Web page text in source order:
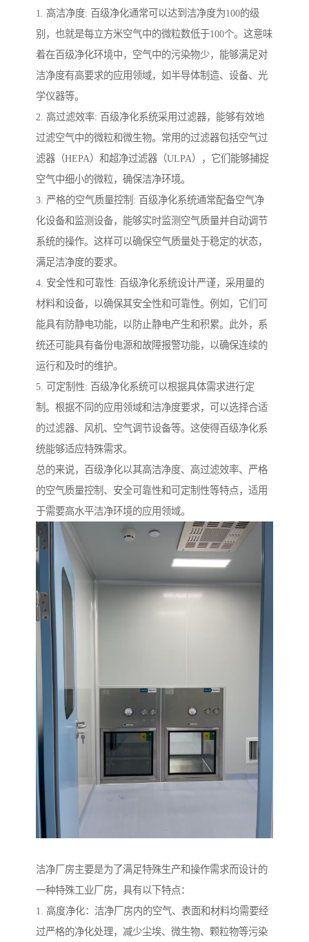
1. 高洁净度: 百级净化通常可以达到洁净度为100的级
别，也就是每立方米空气中的微粒数低于100个。这意味
着在百级净化环境中，空气中的污染物少，能够满足对
洁净度有高要求的应用领域，如半导体制造、设备、光
学仪器等。
2. 高过滤效率: 百级净化系统采用过滤器，能够有效地
过滤空气中的微粒和微生物。常用的过滤器包括空气过
滤器（HEPA）和超净过滤器（ULPA），它们能够捕捉
空气中细小的微粒，确保洁净环境。
3. 严格的空气质量控制: 百级净化系统通常配备空气净
化设备和监测设备，能够实时监测空气质量并自动调节
系统的操作。这样可以确保空气质量处于稳定的状态，
满足洁净度的要求。
4. 安全性和可靠性: 百级净化系统设计严谨，采用量的
材料和设备，以确保其安全性和可靠性。例如，它们可
能具有防静电功能，以防止静电产生和积累。此外，系
统还可能具有备份电源和故障报警功能，以确保连续的
运行和及时的维护。
5. 可定制性: 百级净化系统可以根据具体需求进行定
制。根据不同的应用领域和洁净度要求，可以选择合适
的过滤器、风机、空气调节设备等。这使得百级净化系
统能够适应特殊需求。
总的来说，百级净化以其高洁净度、高过滤效率、严格
的空气质量控制、安全可靠性和可定制性等特点，适用
于需要高水平洁净环境的应用领域。
洁净厂房主要是为了满足特殊生产和操作需求而设计的
一种特殊工业厂房，具有以下特点：
1. 高度净化：洁净厂房内的空气、表面和材料均需要经
过严格的净化处理，减少尘埃、微生物、颗粒物等污染